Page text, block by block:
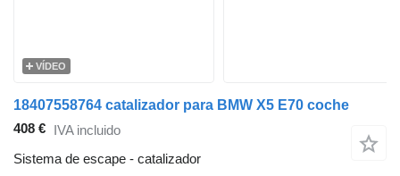
VÍDEO
18407558764 catalizador para BMW X5 E70 coche
408 € IVA incluido
Sistema de escape - catalizador